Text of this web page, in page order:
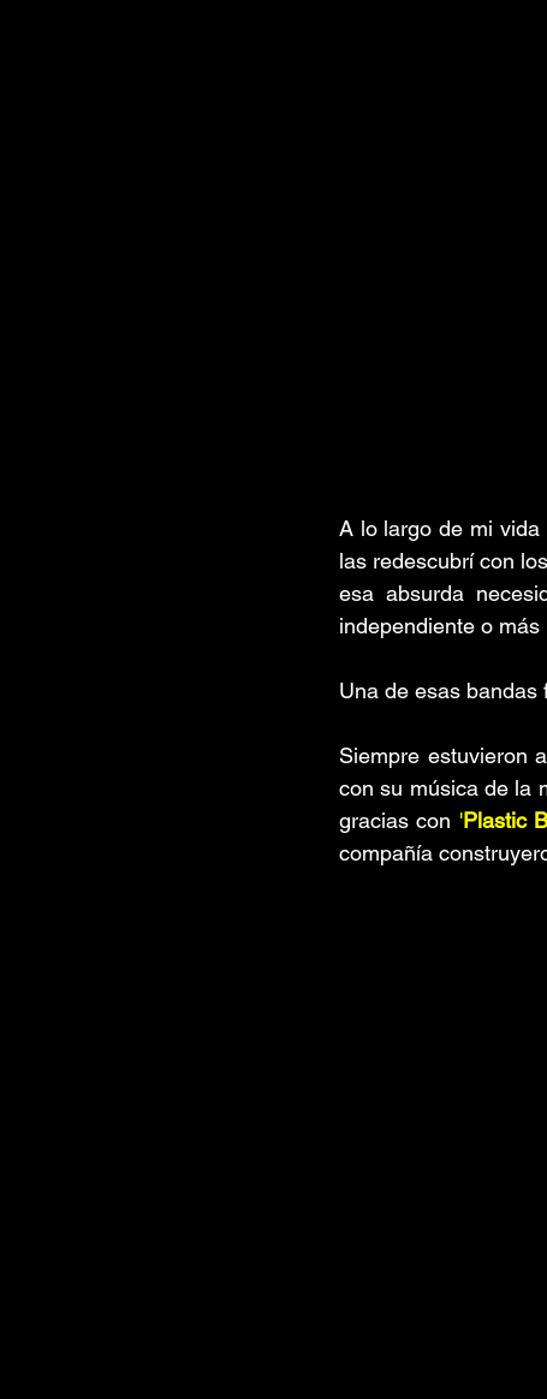
A lo largo de mi vida
las redescubrí con
esa absurda
independiente o
Una de esas bandas
Siempre estuvieron
con su música de la
gracias con 'Plastic
compañía